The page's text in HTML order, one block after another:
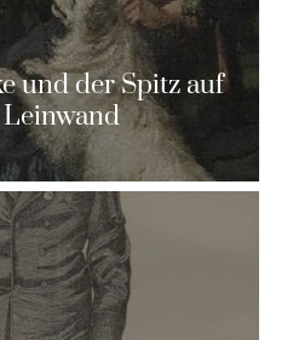
und der Spitz auf